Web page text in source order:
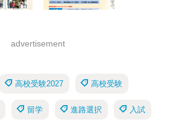
advertisement
高校受験2027 高校受験
留学 進路選択 入試